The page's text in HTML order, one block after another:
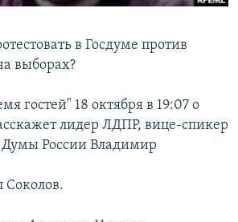
в Госдуме против
выборах?
гостей" 18 октября в 19:07 о
лидер ЛДПР, вице-спикер
Думы России Владимир